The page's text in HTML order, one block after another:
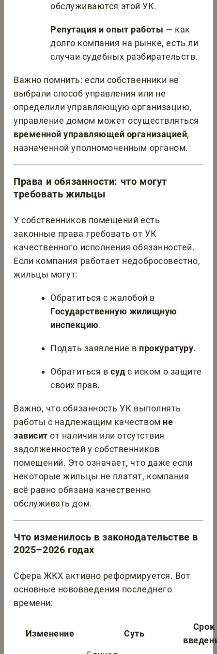
обслуживаются этой УК.
Репутация и опыт работы — как
долго компания на рынке, есть ли
случаи судебных разбирательств.
Важно помнить: если собственники не
выбрали способ управления или не
определили управляющую организацию,
управление домом может осуществляться
временной управляющей организацией,
назначенной уполномоченным органом.
Права и обязанности: что могут
требовать жильцы
У собственников помещений есть
законные права требовать от УК
качественного исполнения обязанностей.
Если компания работает недобросовестно,
жильцы могут:
Обратиться с жалобой в
Государственную жилищную
инспекцию.
Подать заявление в прокуратуру.
Обратиться всуд с иском о защите
своих прав.
Важно, что обязанность УК выполнять
работы с надлежащим качеством не
зависит от наличия или отсутствия
задолженностей у собственников
помещений. Это означает, что даже если
некоторые жильцы не платят, компания
всё равно обязана качественно
обслуживать дом.
Что изменилось в законодательстве в
2025–2026 годах
Сфера ЖКХ активно реформируется. Вот
основные нововведения последнего
времени:
Изменение Суть
Срок